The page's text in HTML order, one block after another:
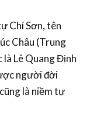
Chí Sơn, tên
Châu (Trung
là Lê Quang Định
người đời
là niềm tự